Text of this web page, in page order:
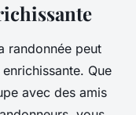
randonnée peut
Que
avec des amis